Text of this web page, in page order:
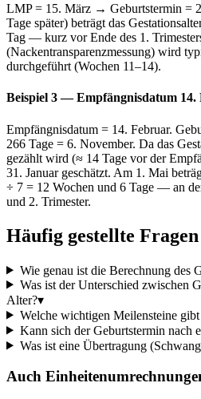
LMP = 15. März → Geburtstermin =
Tage später) beträgt das
Tag — kurz vor Ende des 1.
(Nackentransparenzmessung) wird
durchgeführt (Wochen 11–14).
Beispiel 3 — Empfängnisdatum 14.
Empfängnisdatum = 14. Februar.
266 Tage = 6. November. Da das
gezählt wird (≈ 14 Tage vor der
31. Januar geschätzt. Am 1. Mai
÷ 7 = 12 Wochen und 6 Tage — an
und 2. Trimester.
Häufig gestellte Fragen
Wie genau ist die Berechnung des
Was ist der Unterschied zwischen
Alter?▾
Welche wichtigen Meilensteine gibt
Kann sich der Geburtstermin nach
Was ist eine Übertragung
Auch